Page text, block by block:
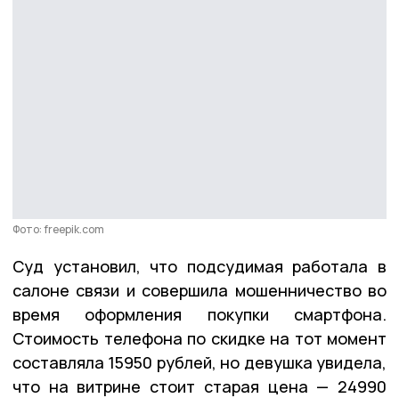
Фото: freepik.com
Суд установил, что подсудимая работала в
салоне связи и совершила мошенничество во
время оформления покупки смартфона.
Стоимость телефона по скидке на тот момент
составляла 15950 рублей, но девушка увидела,
что на витрине стоит старая цена — 24990